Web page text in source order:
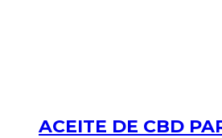
ACEITE DE CBD